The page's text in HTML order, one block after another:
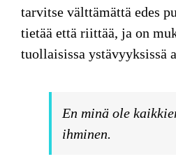
tarvitse välttämättä edes
tietää että riittää, ja on
tuollaisissa ystävyyksissä
En minä ole
ihminen.